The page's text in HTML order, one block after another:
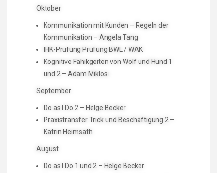
Oktober
Kommunikation mit Kunden – Regeln der
Kommunikation – Angela Tang
IHK-Prüfung Prüfung BWL / WAK
Kognitive Fähikgeiten von Wolf und Hund 1
und 2 – Adam Miklosi
September
Do as I Do 2 – Helge Becker
Praxistransfer Trick und Beschäftigung 2 –
Katrin Heimsath
August
Do as I Do 1 und 2 – Helge Becker